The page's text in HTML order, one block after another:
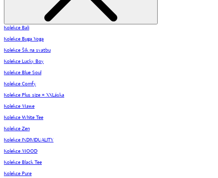
Kolekce Bali
Kolekce Buga Yoga
Kolekce Šik na svatbu
Kolekce Lucky Boy
Kolekce Blue Soul
Kolekce Comfy
Kolekce Plus size = XXLáska
Kolekce Mawe
Kolekce White Tee
Kolekce Zen
Kolekce INDIVIDUALITY
Kolekce MOOD
Kolekce Black Tee
Kolekce Pure